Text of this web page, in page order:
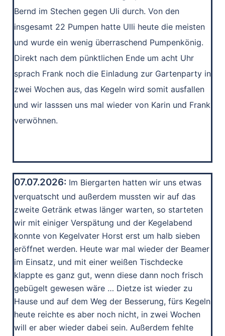
Bernd im Stechen gegen Uli durch. Von den
insgesamt 22 Pumpen hatte Ulli heute die meisten
und wurde ein wenig überraschend Pumpenkönig.
Direkt nach dem pünktlichen Ende um acht Uhr
sprach Frank noch die Einladung zur Gartenparty in
zwei Wochen aus, das Kegeln wird somit ausfallen
und wir lasssen uns mal wieder von Karin und Frank
verwöhnen.
07.07.2026: Im Biergarten hatten wir uns etwas
verquatscht und außerdem mussten wir auf das
zweite Getränk etwas länger warten, so starteten
wir mit einiger Verspätung und der Kegelabend
konnte von Kegelvater Horst erst um halb sieben
eröffnet werden. Heute war mal wieder der Beamer
im Einsatz, und mit einer weißen Tischdecke
klappte es ganz gut, wenn diese dann noch frisch
gebügelt gewesen wäre … Dietze ist wieder zu
Hause und auf dem Weg der Besserung, fürs Kegeln
heute reichte es aber noch nicht, in zwei Wochen
will er aber wieder dabei sein. Außerdem fehlte